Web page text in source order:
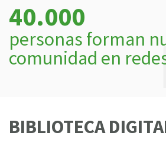
40.000
personas forman
comunidad en
BIBLIOTECA